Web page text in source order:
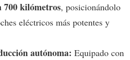
700 kilómetros, posicionándolo
eléctricos más potentes y
autónoma: Equipado con